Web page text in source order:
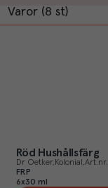
Varor (8 st)
Röd Hushållsfärg
Dr Oetker Kolonial Art.nr.
FRP
6x30 ml